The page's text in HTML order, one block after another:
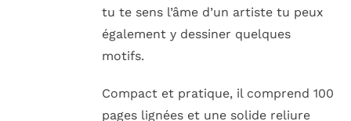
tu te sens l’âme d’un artiste tu peux
également y dessiner quelques
motifs.
Compact et pratique, il comprend 100
pages lignées et une solide reliure